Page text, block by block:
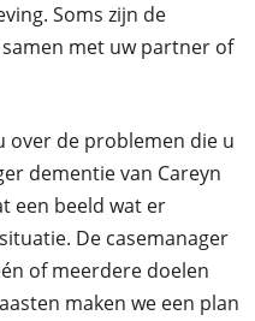
Soms zijn de
met uw partner of
over de problemen die u
dementie van Careyn
een beeld wat er
De casemanager
of meerdere doelen
maken we een plan